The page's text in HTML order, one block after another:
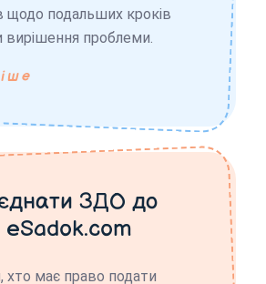
щодо подальших кроків
вирішення проблеми.
ЗДО до
eSadok.com
хто має право подати